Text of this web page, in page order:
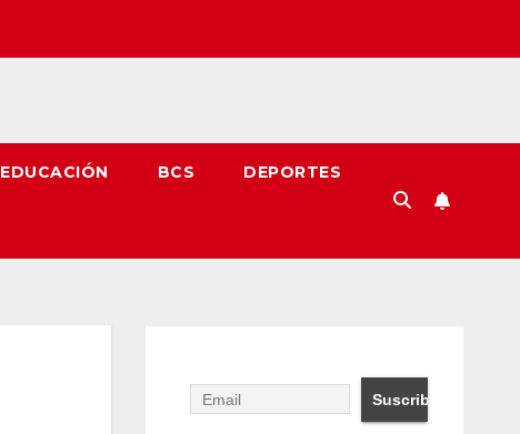
EDUCACIÓN BCS DEPORTES